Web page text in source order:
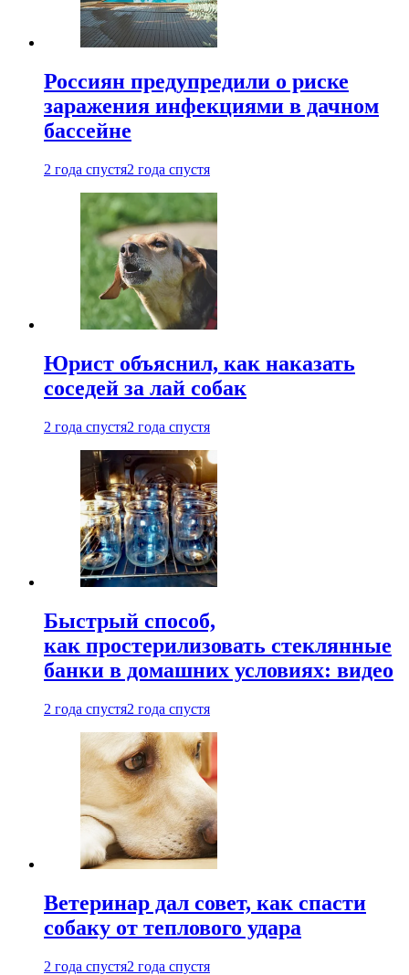
Россиян предупредили о риске
заражения инфекциями в дачном
бассейне
2 года спустя2 года спустя
Юрист объяснил, как наказать
соседей за лай собак
2 года спустя2 года спустя
Быстрый способ,
как простерилизовать стеклянные
банки в домашних условиях: видео
2 года спустя2 года спустя
Ветеринар дал совет, как спасти
собаку от теплового удара
2 года спустя2 года спустя